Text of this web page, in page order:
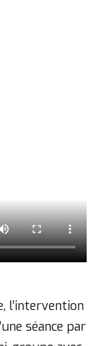
l’intervention
séance par